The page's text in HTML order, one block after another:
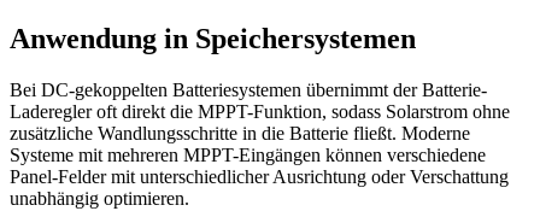
Anwendung in Speichersystemen
Bei DC-gekoppelten Batteriesystemen übernimmt der Batterie-
Laderegler oft direkt die MPPT-Funktion, sodass Solarstrom ohne
zusätzliche Wandlungsschritte in die Batterie fließt. Moderne
Systeme mit mehreren MPPT-Eingängen können verschiedene
Panel-Felder mit unterschiedlicher Ausrichtung oder Verschattung
unabhängig optimieren.